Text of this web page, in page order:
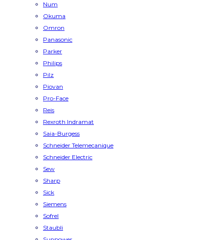
Num
Okuma
Omron
Panasonic
Parker
Philips
Pilz
Piovan
Pro-Face
Reis
Rexroth Indramat
Saia-Burgess
Schneider Telemecanique
Schneider Electric
Sew
Sharp
Sick
Siemens
Sofrel
Staubli